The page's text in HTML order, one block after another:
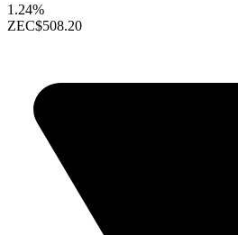
1.24%
ZEC$508.20